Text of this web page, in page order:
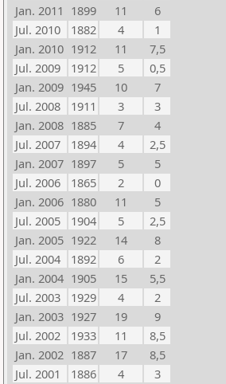
Jan. 2011 1899 11
6
Jul. 2010
1882 4
1
Jan. 2010 1912 11
7,5
Jul. 2009
1912 5
0,5
Jan. 2009 1945 10
7
Jul. 2008
1911 3
3
Jan. 2008 1885 7
4
Jul. 2007
1894 4
2,5
Jan. 2007 1897 5
5
Jul. 2006
1865 2
0
Jan. 2006 1880 11
5
Jul. 2005
1904 5
2,5
Jan. 2005 1922 14
8
Jul. 2004
1892 6
2
Jan. 2004 1905 15
5,5
Jul. 2003
1929 4
2
Jan. 2003 1927 19
9
Jul. 2002
1933 11
8,5
Jan. 2002 1887 17
8,5
Jul. 2001
1886 4
3